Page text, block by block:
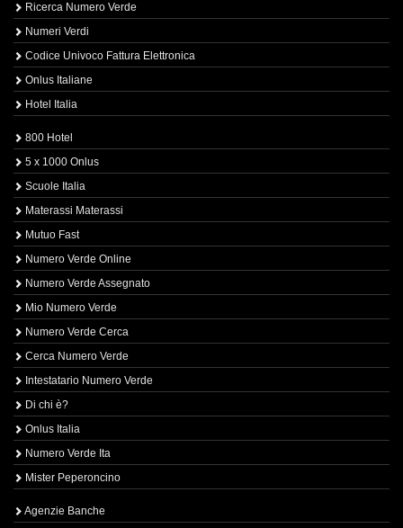
Ricerca Numero Verde
Numeri Verdi
Codice Univoco Fattura Elettronica
Onlus Italiane
Hotel Italia
800 Hotel
5 x 1000 Onlus
Scuole Italia
Materassi Materassi
Mutuo Fast
Numero Verde Online
Numero Verde Assegnato
Mio Numero Verde
Numero Verde Cerca
Cerca Numero Verde
Intestatario Numero Verde
Di chi è?
Onlus Italia
Numero Verde Ita
Mister Peperoncino
Agenzie Banche